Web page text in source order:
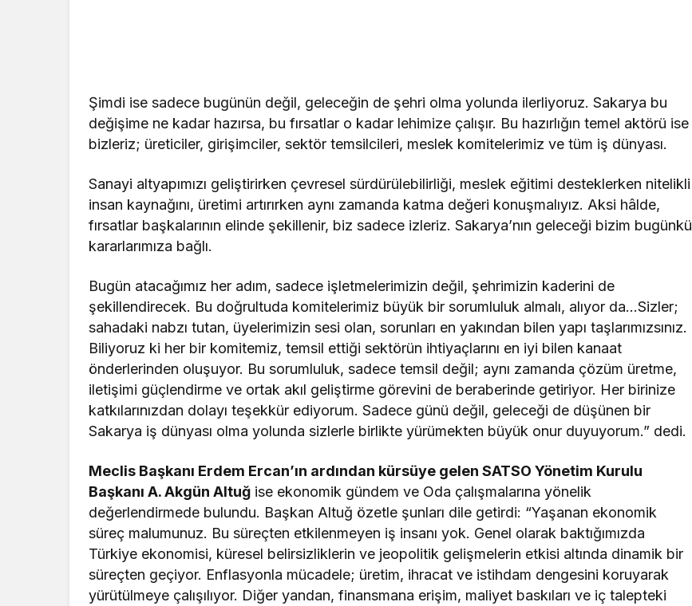
Şimdi ise sadece bugünün değil, geleceğin de şehri olma yolunda ilerliyoruz. Sakarya bu
değişime ne kadar hazırsa, bu fırsatlar o kadar lehimize çalışır. Bu hazırlığın temel aktörü ise
bizleriz; üreticiler, girişimciler, sektör temsilcileri, meslek komitelerimiz ve tüm iş dünyası.
Sanayi altyapımızı geliştirirken çevresel sürdürülebilirliği, meslek eğitimi desteklerken nitelikli
insan kaynağını, üretimi artırırken aynı zamanda katma değeri konuşmalıyız. Aksi hâlde,
fırsatlar başkalarının elinde şekillenir, biz sadece izleriz. Sakarya’nın geleceği bizim bugünkü
kararlarımıza bağlı.
Bugün atacağımız her adım, sadece işletmelerimizin değil, şehrimizin kaderini de
şekillendirecek. Bu doğrultuda komitelerimiz büyük bir sorumluluk almalı, alıyor da…Sizler;
sahadaki nabzı tutan, üyelerimizin sesi olan, sorunları en yakından bilen yapı taşlarımızsınız.
Biliyoruz ki her bir komitemiz, temsil ettiği sektörün ihtiyaçlarını en iyi bilen kanaat
önderlerinden oluşuyor. Bu sorumluluk, sadece temsil değil; aynı zamanda çözüm üretme,
iletişimi güçlendirme ve ortak akıl geliştirme görevini de beraberinde getiriyor. Her birinize
katkılarınızdan dolayı teşekkür ediyorum. Sadece günü değil, geleceği de düşünen bir
Sakarya iş dünyası olma yolunda sizlerle birlikte yürümekten büyük onur duyuyorum.” dedi.
Meclis Başkanı Erdem Ercan’ın ardından kürsüye gelen SATSO Yönetim Kurulu
Başkanı A. Akgün Altuğ ise ekonomik gündem ve Oda çalışmalarına yönelik
değerlendirmede bulundu. Başkan Altuğ özetle şunları dile getirdi: “Yaşanan ekonomik
süreç malumunuz. Bu süreçten etkilenmeyen iş insanı yok. Genel olarak baktığımızda
Türkiye ekonomisi, küresel belirsizliklerin ve jeopolitik gelişmelerin etkisi altında dinamik bir
süreçten geçiyor. Enflasyonla mücadele; üretim, ihracat ve istihdam dengesini koruyarak
yürütülmeye çalışılıyor. Diğer yandan, finansmana erişim, maliyet baskıları ve iç talepteki